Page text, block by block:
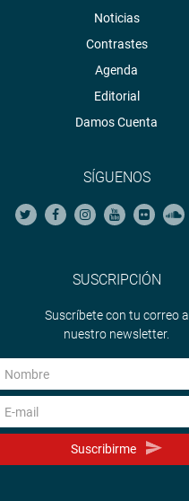
Noticias
Contrastes
Agenda
Editorial
Damos Cuenta
SÍGUENOS
SUSCRIPCIÓN
Suscríbete con tu correo a
nuestro newsletter.
Suscribirme